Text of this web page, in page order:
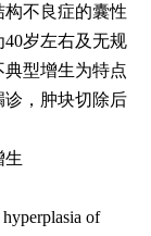
不良症的囊性
岁左右及无规
型增生为特点
，肿块切除后
生
of